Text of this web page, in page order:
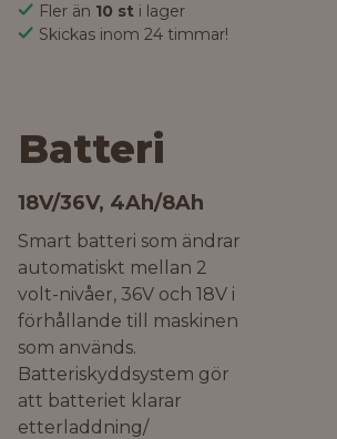
Fler än 10 st i lager
Skickas inom 24 timmar!
Batteri
18V/36V, 4Ah/8Ah
Smart batteri som ändrar
automatiskt mellan 2
volt-nivåer, 36V och 18V i
förhållande till maskinen
som används.
Batteriskyddsystem gör
att batteriet klarar
etterladdning/